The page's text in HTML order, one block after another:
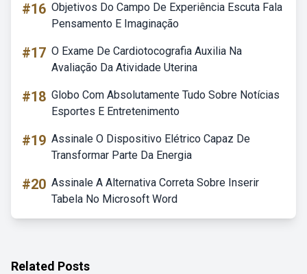
#16 Objetivos Do Campo De Experiência Escuta Fala
Pensamento E Imaginação
#17 O Exame De Cardiotocografia Auxilia Na
Avaliação Da Atividade Uterina
#18 Globo Com Absolutamente Tudo Sobre Notícias
Esportes E Entretenimento
#19 Assinale O Dispositivo Elétrico Capaz De
Transformar Parte Da Energia
#20 Assinale A Alternativa Correta Sobre Inserir
Tabela No Microsoft Word
Related Posts